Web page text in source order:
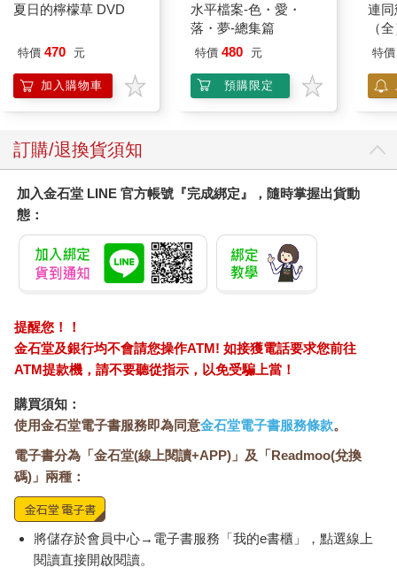
夏日的檸檬草 DVD
特價 470 元
加入購物車
水平檔案-色・愛・
落・夢-總集篇
特價 480 元
預購限定
連
（
特價
訂購/退換貨須知
加入金石堂 LINE 官方帳號『完成綁定』，隨時掌握出貨動
態：
提醒您！！
金石堂及銀行均不會請您操作ATM! 如接獲電話要求您前往
ATM提款機，請不要聽從指示，以免受騙上當！
購買須知：
使用金石堂電子書服務即為同意金石堂電子書服務條款。
電子書分為「金石堂(線上閱讀+APP)」及「Readmoo(兌換
碼)」兩種：
將儲存於會員中心→電子書服務「我的e書櫃」，點選線上
閱讀直接開啟閱讀。